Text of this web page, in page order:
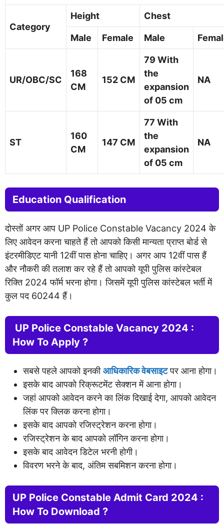
Category
Height Chest
Male Female Male
UR/OBC/SC
168
CM
152 CM
79 With
the
expansion
of 05 cm
NA
ST
160
CM
147 CM
77 With
the
expansion
of 05 cm
NA
Education Qualification
दोस्तों अगर आप UP Police Constable Vacancy 2024 के
लिए आवेदन करना चाहते हैं तो आपको किसी मान्यता प्राप्त बोर्ड से
इंटरमीडिएट यानी 12वीं पास होना चाहिए। अगर आप 12वीं पास हैं
और नौकरी की तलाश कर रहे हैं तो आपको यूपी पुलिस कांस्टेबल
रिक्ति 2024 फॉर्म भरना होगा। जिसमें यूपी पुलिस कांस्टेबल भर्ती में
कुल पद 60244 हैं।
UP Police Constable Vacancy 2024 :
How To Apply ?
सबसे पहले आपको इनकीआधिकारिक वेबसाइट पर आना होगा।
इसके बाद आपको रिक्रूटमेंट सेक्शन में आना होगा।
जहां आपको आवेदन करने का लिंक दिखाई देगा, आपको आवेदन
लिंक पर क्लिक करना होगा।
इसके बाद आपको रजिस्ट्रेशन करना होगा।
रजिस्ट्रेशन के बाद आपको लॉगिन करना होगा।
इसके बाद आवेदन डिटेल भरनी होगी।
विवरण भरने के बाद, अंतिम सबमिशन करना होगा।
UP Police Constable Admit Card 2024 :
How To Download ?